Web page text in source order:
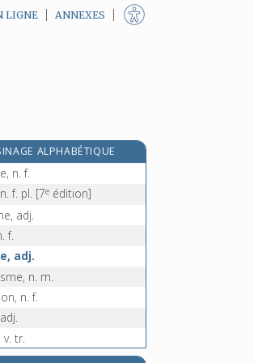
LIGNE ANNEXES
ALPHABÉTIQUE
n. f.
f. pl. [7e édition]
adj.
f.
adj.
n. m.
n. f.
tr.
n. m.